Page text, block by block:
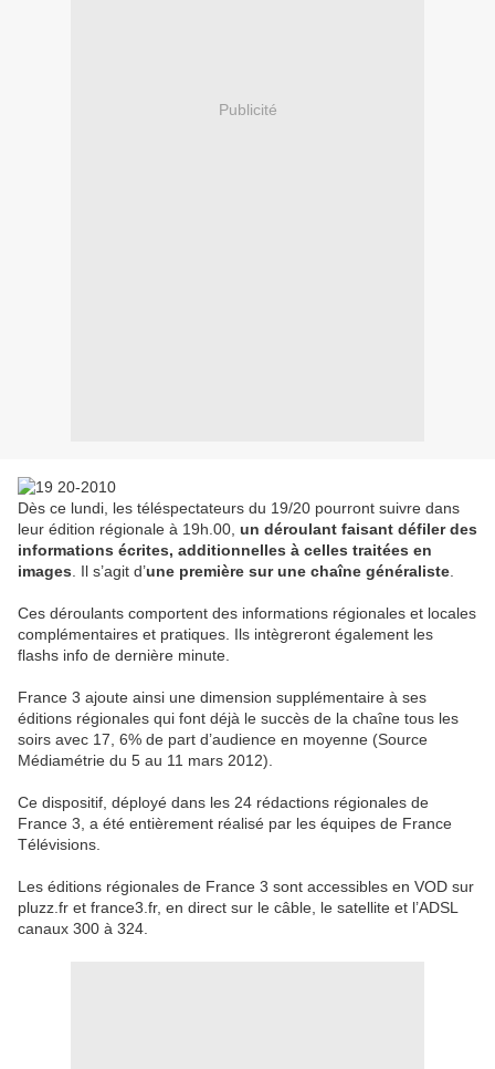
Publicité
Dès ce lundi, les téléspectateurs du 19/20 pourront suivre dans
leur édition régionale à 19h.00, un déroulant faisant défiler des
informations écrites, additionnelles à celles traitées en
images . Il s’agit d’une première sur une chaîne généraliste
Ces déroulants comportent des informations régionales et locales
complémentaires et pratiques. Ils intègreront également les
flashs info de dernière minute.
France 3 ajoute ainsi une dimension supplémentaire à ses
éditions régionales qui font déjà le succès de la chaîne tous les
soirs avec 17, 6% de part d’audience en moyenne (Source
Médiamétrie du 5 au 11 mars 2012).
Ce dispositif, déployé dans les 24 rédactions régionales de
France 3, a été entièrement réalisé par les équipes de France
Télévisions.
Les éditions régionales de France 3 sont accessibles en VOD sur
pluzz.fr et france3.fr, en direct sur le câble, le satellite et l’ADSL
canaux 300 à 324.